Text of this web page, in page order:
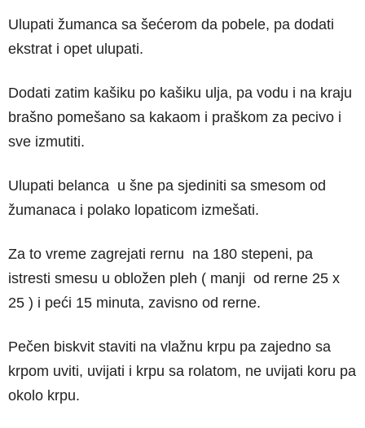
Ulupati žumanca sa šećerom da pobele, pa dodati
ekstrat i opet ulupati.
Dodati zatim kašiku po kašiku ulja, pa vodu i na kraju
brašno pomešano sa kakaom i praškom za pecivo i
sve izmutiti.
Ulupati belanca u šne pa sjediniti sa smesom od
žumanaca i polako lopaticom izmešati.
Za to vreme zagrejati rernu na 180 stepeni, pa
istresti smesu u obložen pleh ( manji od rerne 25 x
25 ) i peći 15 minuta, zavisno od rerne.
Pečen biskvit staviti na vlažnu krpu pa zajedno sa
krpom uviti, uvijati i krpu sa rolatom, ne uvijati koru pa
okolo krpu.